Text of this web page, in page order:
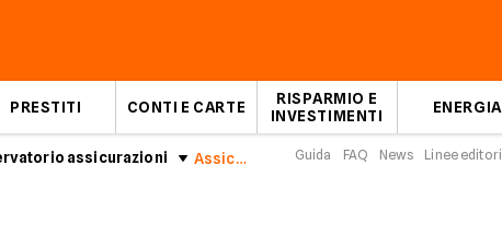
PRESTITI CONTI E CARTE
RISPARMIO E
INVESTIMENTI
ENERGIA
assicurazioni Assicurazioni Moto in provincia di La Spezia: Luglio 2026 Guida FAQ News Linee